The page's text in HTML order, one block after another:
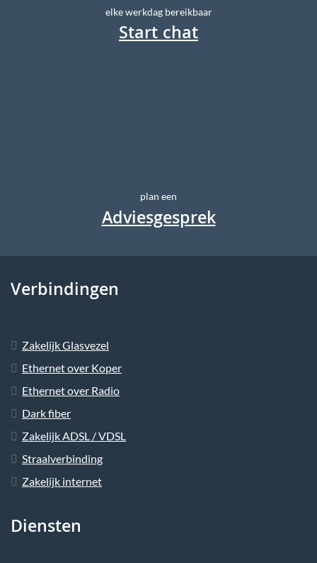
elke werkdag bereikbaar
Start chat
plan een
Adviesgesprek
Verbindingen
Zakelijk Glasvezel
Ethernet over Koper
Ethernet over Radio
Dark fiber
Zakelijk ADSL / VDSL
Straalverbinding
Zakelijk internet
Diensten